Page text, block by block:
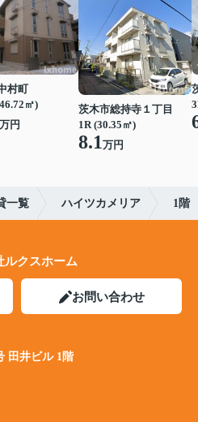
村町
㎡)
万円
茨木市総持寺１丁目
1R (30.35㎡)
8.1万円
一覧 ハイツカメリア 1階
ルクスホーム
お問い合わせ
田井ビル 1階